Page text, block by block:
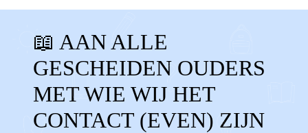
CONTACTVERLIES
CONTACT VERLOREN
GEEN CONTACT OUDERS NIET ZIEN
AANDACHT KWIJT
📖 AAN ALLE
GESCHEIDEN OUDERS
MET WIE WIJ HET
CONTACT (EVEN) ZIJN